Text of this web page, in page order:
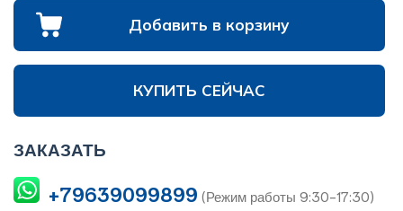
Добавить в корзину
КУПИТЬ СЕЙЧАС
ЗАКАЗАТЬ
+79639099899 (Режим работы 9:30-17:30)